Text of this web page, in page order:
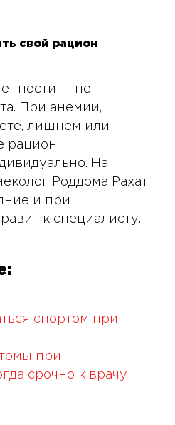
свой рацион
— не
При анемии,
лишнем или
рацион
На
Роддома Рахат
и при
к специалисту.
спортом при
при
срочно к врачу